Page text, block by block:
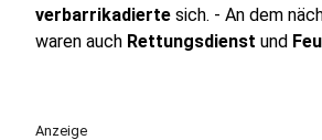
verbarrikadierte sich. - An dem
waren auch Rettungsdienst und
Anzeige